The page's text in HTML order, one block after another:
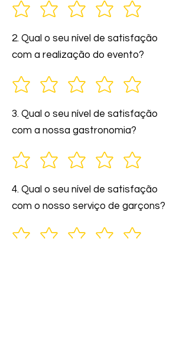
2. Qual o seu nível de satisfação
com a realização do evento?
3. Qual o seu nível de satisfação
com a nossa gastronomia?
4. Qual o seu nível de satisfação
com o nosso serviço de garçons?